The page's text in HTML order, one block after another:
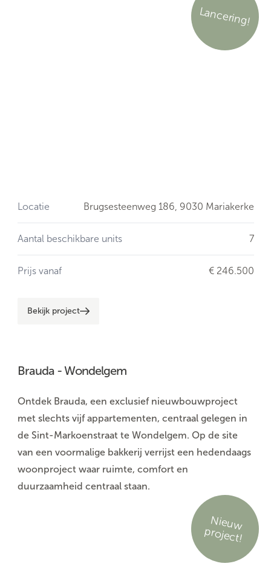
Lancering!
Locatie Brugsesteenweg 186, 9030 Mariakerke
Aantal beschikbare units 7
Prijs vanaf € 246.500
Bekijk project
Brauda - Wondelgem
Ontdek Brauda, een exclusief nieuwbouwproject
met slechts vijf appartementen, centraal gelegen in
de Sint-Markoenstraat te Wondelgem. Op de site
van een voormalige bakkerij verrijst een hedendaags
woonproject waar ruimte, comfort en
duurzaamheid centraal staan.
N
ie
u
w
p
ro
je
c
t!